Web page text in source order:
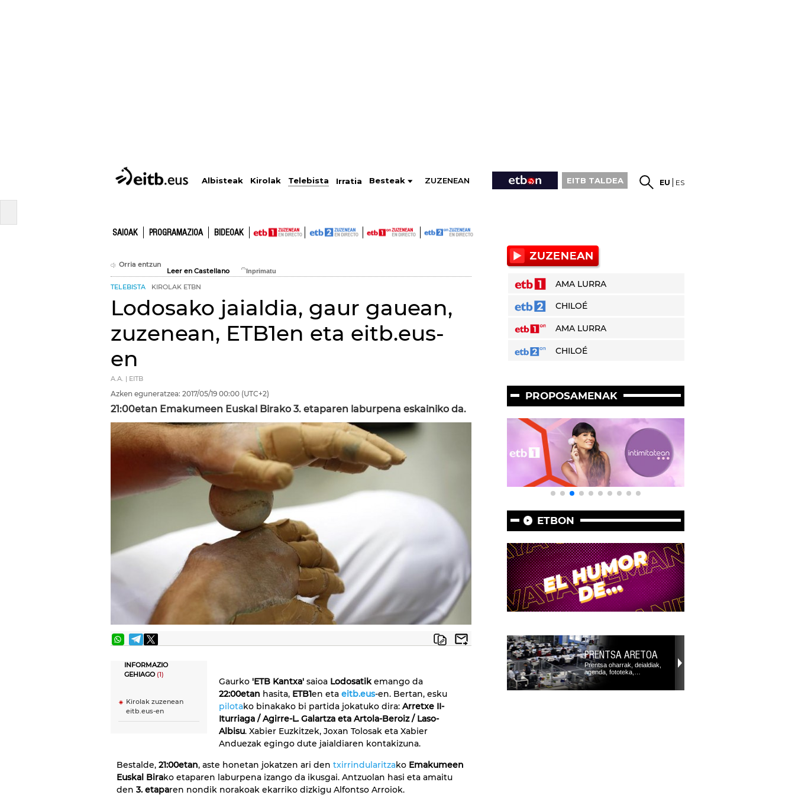
Albisteak Kirolak Telebista Irratia Besteak ZUZENEAN EITB TALDEA EU ES
SAIOAK PROGRAMAZIOA BIDEOAK
Orria entzun
Leer en Castellano
TELEBISTA KIROLAK ETBN
Lodosako jaialdia, gaur gauean,
zuzenean, ETB1en eta eitb.eus-
en
A.A. | EITB
Azken eguneratzea: 2017/05/19 00:00 (UTC+2)
21:00etan Emakumeen Euskal Birako 3. etaparen laburpena eskainiko da.
INFORMAZIO
GEHIAGO(1)
Kirolak zuzenean
eitb.eus-en
Gaurko 'ETB Kantxa' saioa Lodosatikemango da
22:00etan hasita, ETB1en eta eitb.eus-en. Bertan, esku
pilotako binakako bi partida jokatuko dira: Arretxe II-
Iturriaga / Agirre-L. Galartza eta Artola-Beroiz / Laso-
Albisu. Xabier Euzkitzek, Joxan Tolosak eta Xabier
Anduezak egingo dute jaialdiaren kontakizuna.
Bestalde, 21:00etan, aste honetan jokatzen ari den txirrindularitzako Emakumeen
Euskal Birako etaparen laburpena izango da ikusgai. Antzuolan hasi eta amaitu
den 3. etaparen nondik norakoak ekarriko dizkigu Alfontso Arroiok.
AMA LURRA
CHILOÉ
AMA LURRA
CHILOÉ
PROPOSAMENAK
ETBON
PRENTSA ARETOA
Prentsa oharrak, deialdiak,
agenda, fototeka,…